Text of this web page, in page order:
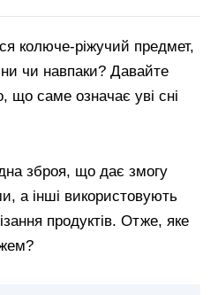
колюче‑ріжучий предмет,
чи навпаки? Давайте
що саме означає уві сні
зброя, що дає змогу
а інші використовують
продуктів. Отже, яке